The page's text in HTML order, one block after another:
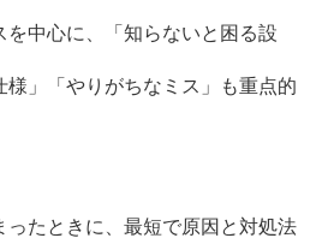
中心に、「知らないと困る設
様」「やりがちなミス」も重点的
ったときに、最短で原因と対処法